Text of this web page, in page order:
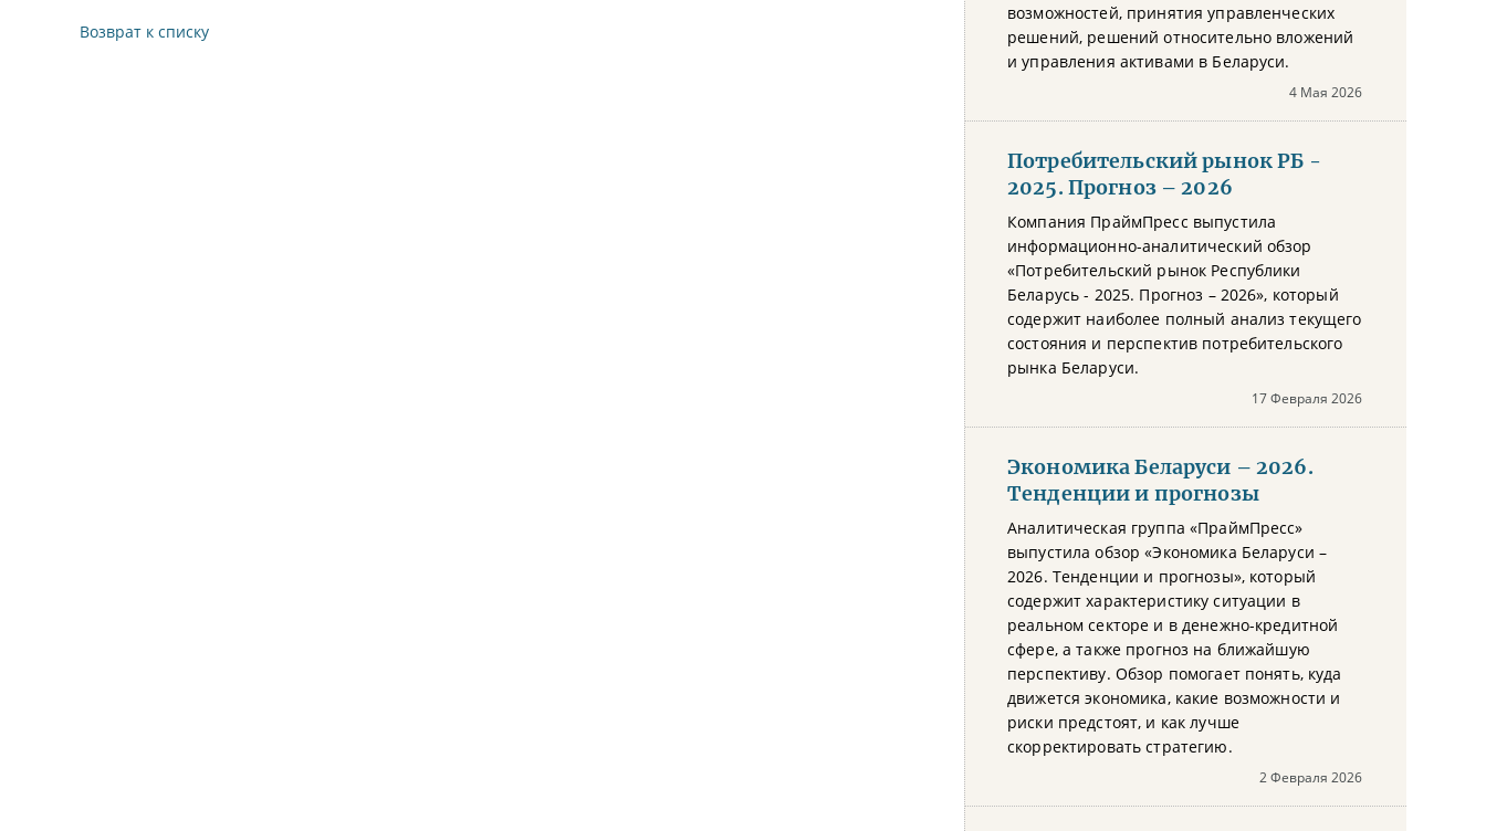
Возврат к списку
возможностей, принятия управленческих
решений, решений относительно вложений
и управления активами в Беларуси.
4 Мая 2026
Потребительский рынок РБ -
2025. Прогноз – 2026
Компания ПраймПресс выпустила
информационно-аналитический обзор
«Потребительский рынок Республики
Беларусь - 2025. Прогноз – 2026», который
содержит наиболее полный анализ текущего
состояния и перспектив потребительского
рынка Беларуси.
17 Февраля 2026
Экономика Беларуси – 2026.
Тенденции и прогнозы
Аналитическая группа «ПраймПресс»
выпустила обзор «Экономика Беларуси –
2026. Тенденции и прогнозы», который
содержит характеристику ситуации в
реальном секторе и в денежно-кредитной
сфере, а также прогноз на ближайшую
перспективу. Обзор помогает понять, куда
движется экономика, какие возможности и
риски предстоят, и как лучше
скорректировать стратегию.
2 Февраля 2026